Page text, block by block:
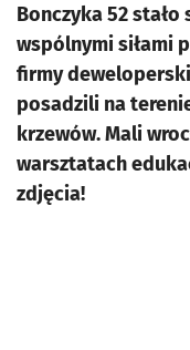
Bonczyka 52
wspólnymi siłami
firmy
posadzili na
krzewów. Mali
warsztatach
zdjęcia!